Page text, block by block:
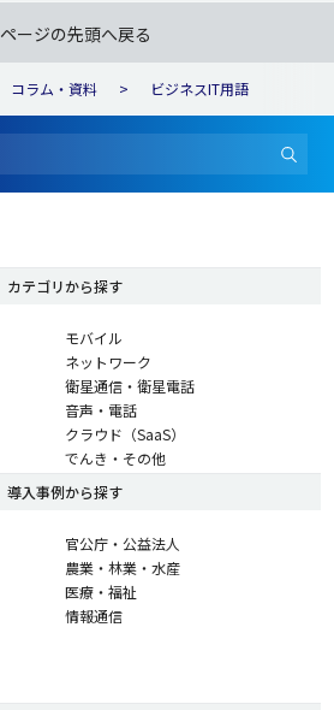
ページの先頭へ戻る
コラム・資料 ビジネスIT用語
カテゴリから探す
モバイル
ネットワーク
衛星通信・衛星電話
音声・電話
クラウド（SaaS）
でんき・その他
導入事例から探す
官公庁・公益法人
農業・林業・水産
医療・福祉
情報通信